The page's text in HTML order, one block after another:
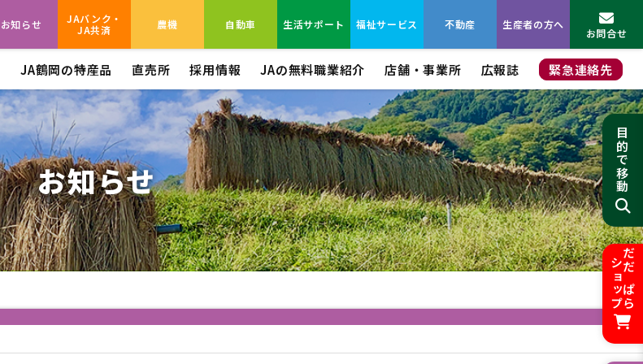
お知らせ
JAバンク・
JA共済
農機 自動車 生活サポート 福祉サービス 不動産 生産者の方へ
お問合せ
JA鶴岡の特産品 直売所 採用情報 JAの無料職業紹介 店舗・事業所 広報誌 緊急連絡先
お知らせ
だだぱら
ショップ
目的で移動